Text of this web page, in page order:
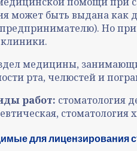
может быть выдана как
Но при
клиники.
медицины,
рта, челюстей и
работ: стоматология
для лицензирования